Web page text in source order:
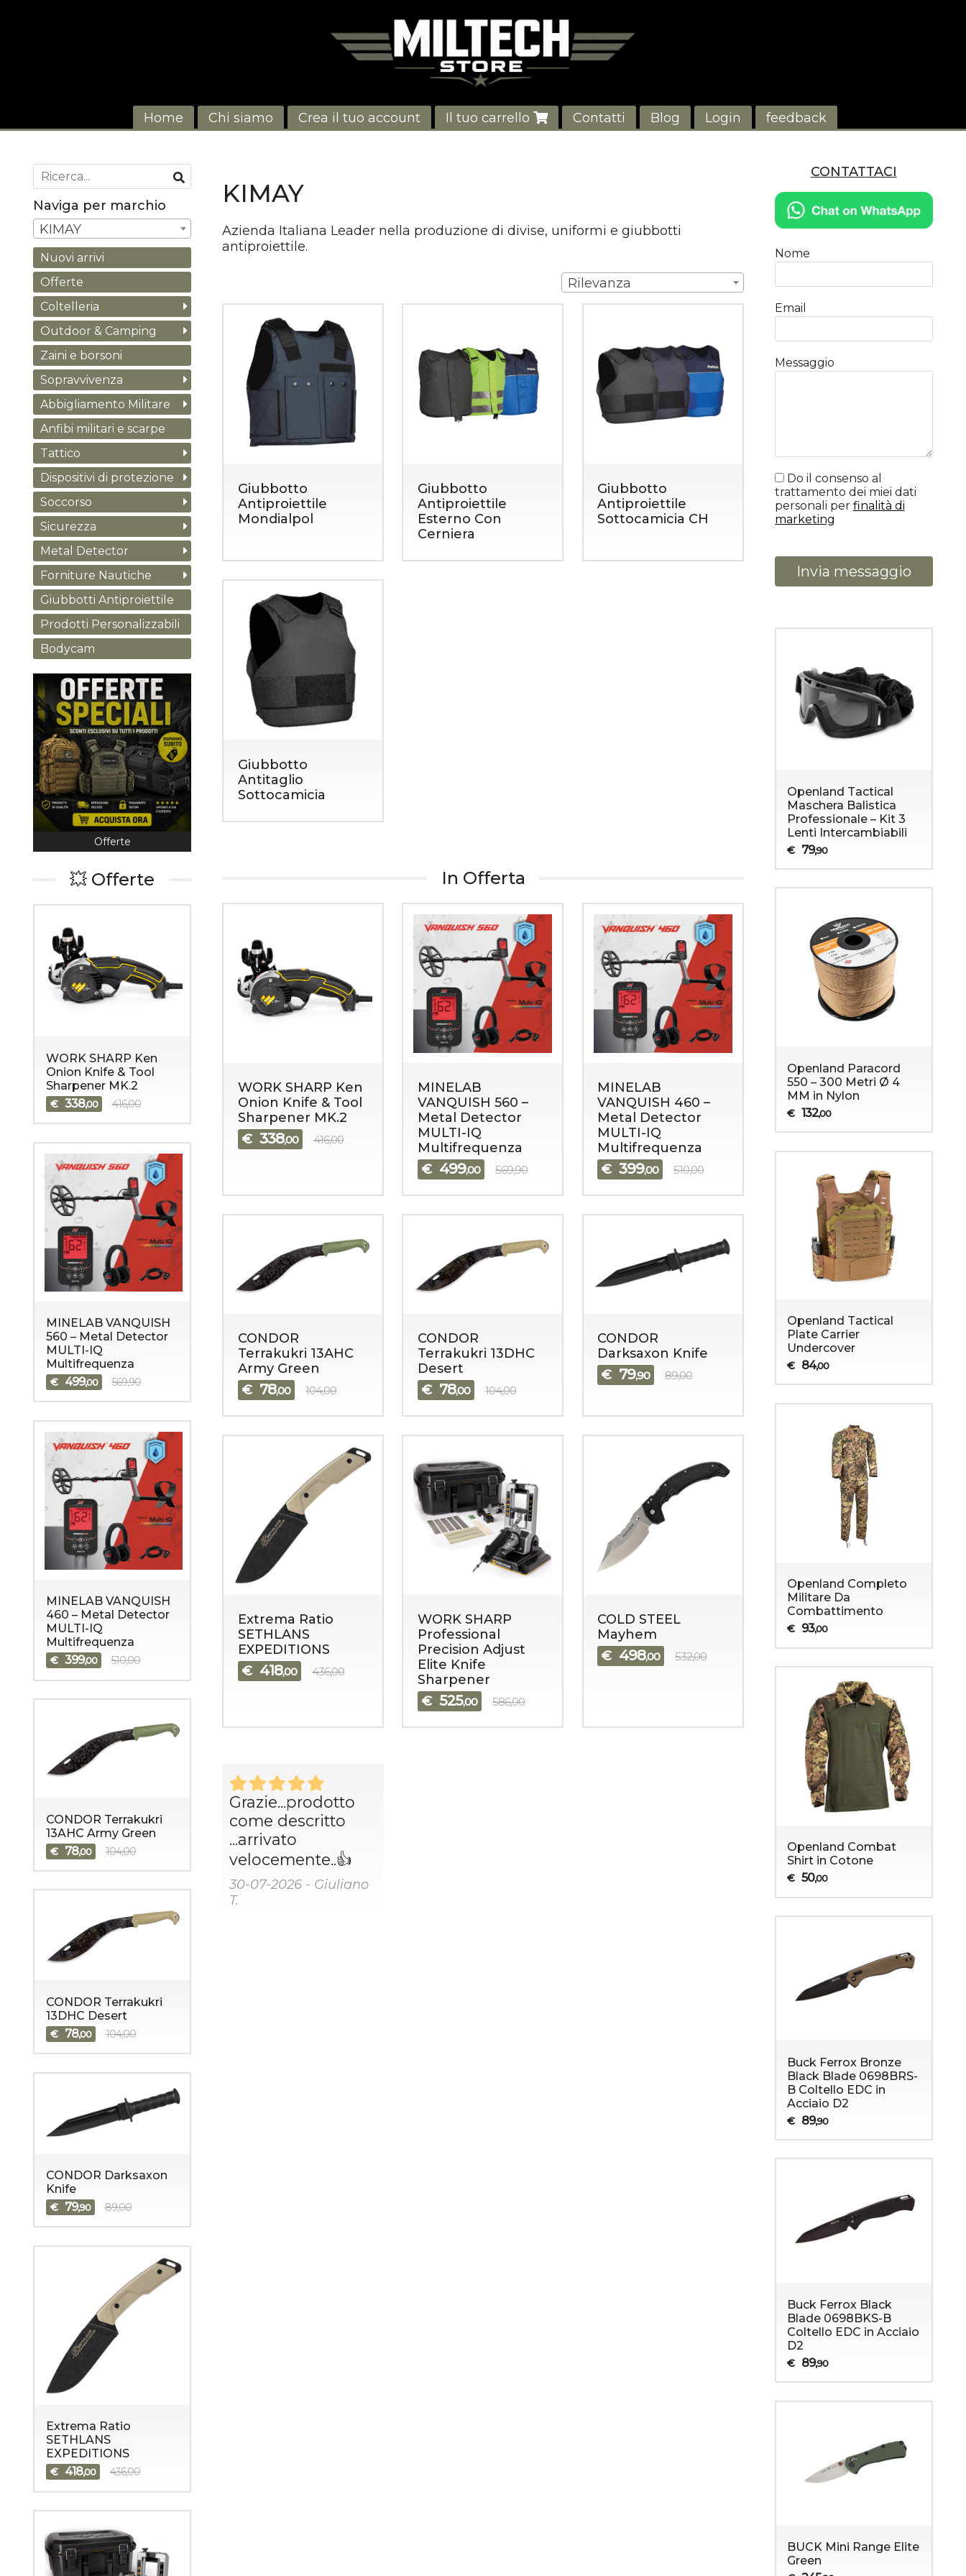
Home Chi siamo Crea il tuo account Il tuo carrello Contatti Blog Login feedback
KIMAY
Azienda Italiana Leader nella produzione di divise, uniformi e giubbotti
antiproiettile.
Rilevanza
Giubbotto
Antiproiettile
Mondialpol
Giubbotto
Antiproiettile
Esterno Con
Cerniera
Giubbotto
Antiproiettile
Sottocamicia CH
Giubbotto
Antitaglio
Sottocamicia
In Offerta
WORK SHARP Ken
Onion Knife & Tool
Sharpener MK.2
€ 338,00 416,00
MINELAB
VANQUISH 560 –
Metal Detector
MULTI-IQ
Multifrequenza
€ 499,00 569,90
MINELAB
VANQUISH 460 –
Metal Detector
MULTI-IQ
Multifrequenza
€ 399,00 510,00
CONDOR
Terrakukri 13AHC
Army Green
€ 78,00 104,00
CONDOR
Terrakukri 13DHC
Desert
€ 78,00 104,00
CONDOR
Darksaxon Knife
€ 79,90 89,00
Extrema Ratio
SETHLANS
EXPEDITIONS
€ 418,00 436,00
WORK SHARP
Professional
Precision Adjust
Elite Knife
Sharpener
€ 525,00 586,00
COLD STEEL
Mayhem
€ 498,00 532,00
Grazie...prodotto
come descritto
...arrivato
velocemente..👍
30-07-2026 - Giuliano
T.
Naviga per marchio
KIMAY
Nuovi arrivi
Offerte
Coltelleria
Outdoor & Camping
Zaini e borsoni
Sopravvivenza
Abbigliamento Militare
Anfibi militari e scarpe
Tattico
Dispositivi di protezione
Soccorso
Sicurezza
Metal Detector
Forniture Nautiche
Giubbotti Antiproiettile
Prodotti Personalizzabili
Bodycam
Offerte
💥 Offerte
WORK SHARP Ken
Onion Knife & Tool
Sharpener MK.2
€ 338,00 416,00
MINELAB VANQUISH
560 – Metal Detector
MULTI-IQ
Multifrequenza
€ 499,00 569,90
MINELAB VANQUISH
460 – Metal Detector
MULTI-IQ
Multifrequenza
€ 399,00 510,00
CONDOR Terrakukri
13AHC Army Green
€ 78,00 104,00
CONDOR Terrakukri
13DHC Desert
€ 78,00 104,00
CONDOR Darksaxon
Knife
€ 79,90 89,00
Extrema Ratio
SETHLANS
EXPEDITIONS
€ 418,00 436,00
CONTATTACI
Nome
Email
Messaggio
Do il consenso al
trattamento dei miei dati
personali per finalità di
marketing
Invia messaggio
Openland Tactical
Maschera Balistica
Professionale – Kit 3
Lenti Intercambiabili
€ 79,90
Openland Paracord
550 – 300 Metri Ø 4
MM in Nylon
€ 132,00
Openland Tactical
Plate Carrier
Undercover
€ 84,00
Openland Completo
Militare Da
Combattimento
€ 93,00
Openland Combat
Shirt in Cotone
€ 50,00
Buck Ferrox Bronze
Black Blade 0698BRS-
B Coltello EDC in
Acciaio D2
€ 89,90
Buck Ferrox Black
Blade 0698BKS-B
Coltello EDC in Acciaio
D2
€ 89,90
BUCK Mini Range Elite
Green